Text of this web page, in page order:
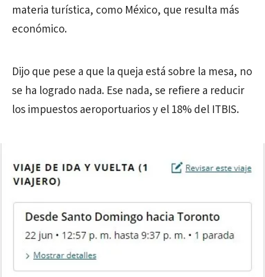
materia turística, como México, que resulta más
económico.
Dijo que pese a que la queja está sobre la mesa, no
se ha logrado nada. Ese nada, se refiere a reducir
los impuestos aeroportuarios y el 18% del ITBIS.